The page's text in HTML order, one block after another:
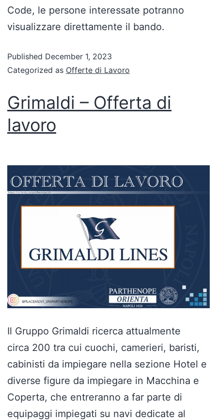
Code, le persone interessate potranno
visualizzare direttamente il bando.
Published December 1, 2023
Categorized as Offerte di Lavoro
Grimaldi – Offerta di
lavoro
Il Gruppo Grimaldi ricerca attualmente
circa 200 tra cui cuochi, camerieri, baristi,
cabinisti da impiegare nella sezione Hotel e
diverse figure da impiegare in Macchina e
Coperta, che entreranno a far parte di
equipaggi impiegati su navi dedicate al